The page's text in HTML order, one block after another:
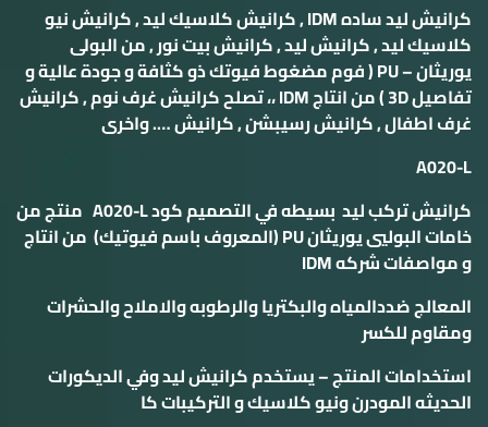
كرانيش ليد ساده IDM , كرانيش كلاسيك ليد , كرانيش نيو
كلاسيك ليد , كرانيش ليد , كرانيش بيت نور , من البولى
يوريثان – PU ( فوم مضغوط فيوتك ذو كثافة و جودة عالية و
تفاصيل 3D ) من انتاج IDM ،، تصلح كرانيش غرف نوم , كرانيش
غرف اطفال , كرانيش رسيبشن , كرانيش …. واخرى
A020-L
كرانيش تركب ليد بسيطه في التصميم كودA020-L منتج من
خامات البوليي يوريثانPU(المعروف باسم فيوتيك) من انتاج
و مواصفات شركهIDM
المعالج ضددالمياه والبكتريا والرطوبه والاملاح والحشرات
ومقاوم للكسر
استخدامات المنتج – يستخدم كرانيش ليد وفي الديكورات
الحديثه المودرن ونيو كلاسيك و التركيبات كا